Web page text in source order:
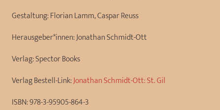
Gestaltung:Florian Lamm, Caspar Reuss
Herausgeber*innen:Jonathan Schmidt-Ott
Verlag:Spector Books
Verlag Bestell-Link:Jonathan Schmidt-Ott: St. Gil
ISBN:978-3-95905-864-3